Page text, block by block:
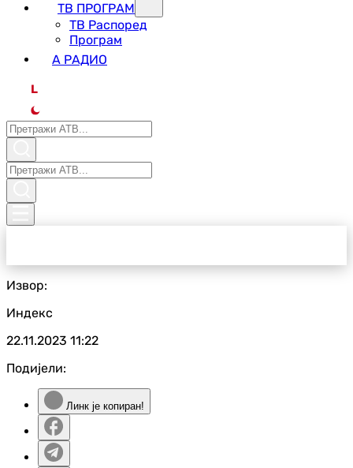
ТВ ПРОГРАМ
ТВ Распоред
Програм
А РАДИО
L
Извор:
Индекс
22.11.2023 11:22
Подијели:
Линк је копиран!